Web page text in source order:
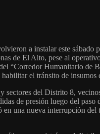
a instalar este sábado
de El Alto, pese al
“Corredor Humanitario de
el tránsito de insumos
sectores del Distrito 8,
de presión luego del paso
en una nueva interrupción del